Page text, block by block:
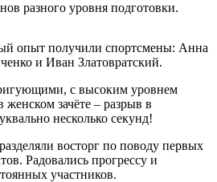
разного уровня подготовки.
опыт получили спортсмены: Анна
и Иван Златовратский.
с высоким уровнем
зачёте – разрыв в
несколько секунд!
восторг по поводу первых
Радовались прогрессу и
участников.